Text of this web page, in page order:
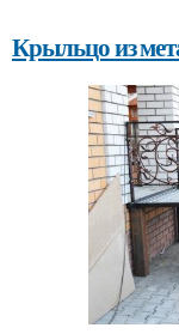
Крыльцо из